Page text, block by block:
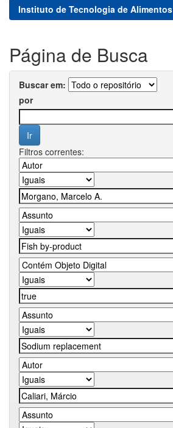
Instituto de Tecnologia de Alimentos
Página de Busca
Buscar em:
por
Filtros correntes: